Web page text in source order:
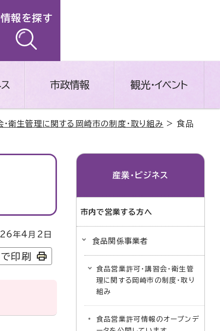
情報を探す
市政情報 観光・イベント
衛生管理に関する岡崎市の制度・取り組み > 食品
年4月2日
印刷
産業・ビジネス
市内で営業する方へ
食品関係事業者
食品営業許可・講習会・衛生管
理に関する岡崎市の制度・取り
組み
食品営業許可情報のオープンデ